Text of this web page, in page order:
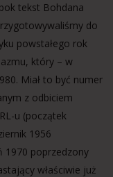
tekst Bohdana
do
powstałego rok
który – w
Miał to być numer
z odbiciem
u (początek
1956
1970 poprzedzony
właściwie już